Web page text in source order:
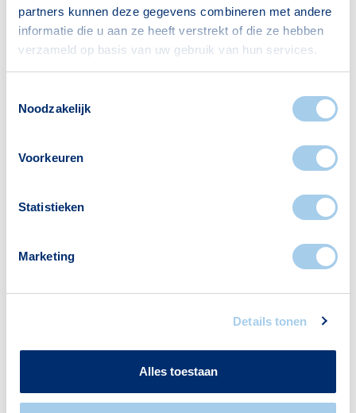
partners kunnen deze gegevens combineren met andere
informatie die u aan ze heeft verstrekt of die ze hebben
verzameld op basis van uw gebruik van hun services.
Noodzakelijk
Voorkeuren
Statistieken
Marketing
Details tonen
Alles toestaan
Voorzieningen in Engelbert
Deze wijk heeft het allemaal voor je. Zo vind je
2